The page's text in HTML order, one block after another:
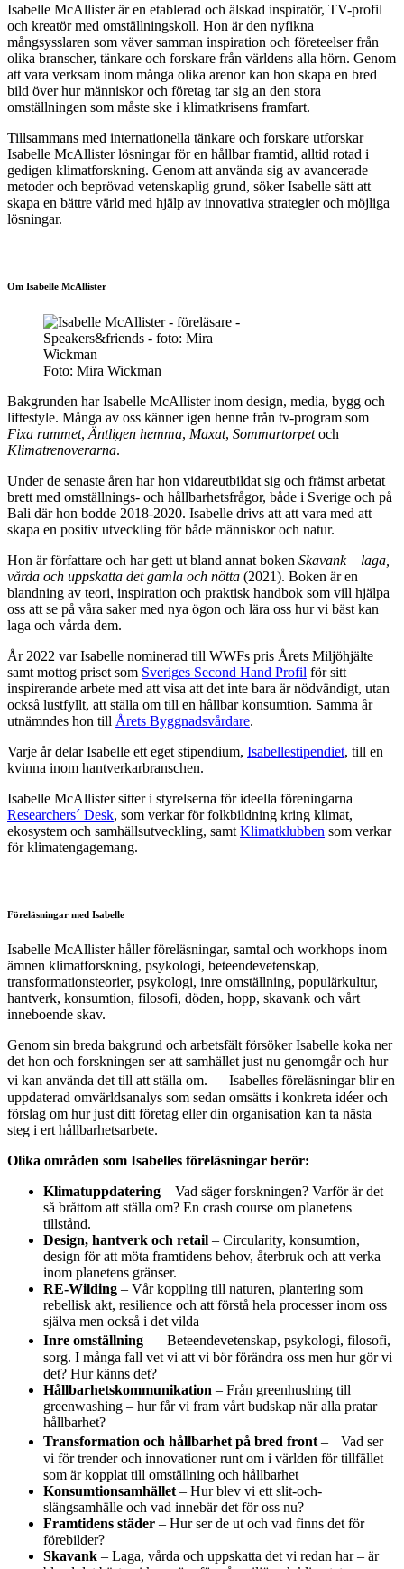
Isabelle McAllister är en etablerad och älskad inspiratör, TV-profil
och kreatör med omställningskoll. Hon är den nyfikna
mångsysslaren som väver samman inspiration och företeelser från
olika branscher, tänkare och forskare från världens alla hörn. Genom
att vara verksam inom många olika arenor kan hon skapa en bred
bild över hur människor och företag tar sig an den stora
omställningen som måste ske i klimatkrisens framfart.
Tillsammans med internationella tänkare och forskare utforskar
Isabelle McAllister lösningar för en hållbar framtid, alltid rotad i
gedigen klimatforskning. Genom att använda sig av avancerade
metoder och beprövad vetenskaplig grund, söker Isabelle sätt att
skapa en bättre värld med hjälp av innovativa strategier och möjliga
lösningar.
Om Isabelle McAllister
Foto: Mira Wickman
Bakgrunden har Isabelle McAllister inom design, media, bygg och
liftestyle. Många av oss känner igen henne från tv-program som
Fixa rummet, Äntligen hemma, Maxat, Sommartorpetoch
Klimatrenoverarna.
Under de senaste åren har hon vidareutbildat sig och främst arbetat
brett med omställnings- och hållbarhetsfrågor, både i Sverige och på
Bali där hon bodde 2018-2020. Isabelle drivs att att vara med att
skapa en positiv utveckling för både människor och natur.
Hon är författare och har gett ut bland annat boken Skavank – laga,
vårda och uppskatta det gamla och nötta (2021). Boken är en
blandning av teori, inspiration och praktisk handbok som vill hjälpa
oss att se på våra saker med nya ögon och lära oss hur vi bäst kan
laga och vårda dem.
År 2022 var Isabelle nominerad till WWFs pris Årets Miljöhjälte
samt mottog priset som Sveriges Second Hand Profil för sitt
inspirerande arbete med att visa att det inte bara är nödvändigt, utan
också lustfyllt, att ställa om till en hållbar konsumtion. Samma år
utnämndes hon till Årets Byggnadsvårdare.
Varje år delar Isabelle ett eget stipendium, Isabellestipendiet, till en
kvinna inom hantverkarbranschen.
Isabelle McAllister sitter i styrelserna för ideella föreningarna
Researchers´ Desk, som verkar för folkbildning kring klimat,
ekosystem och samhällsutveckling, samt Klimatklubben som verkar
för klimatengagemang.
Föreläsningar med Isabelle
Isabelle McAllister håller föreläsningar, samtal och workhops inom
ämnen klimatforskning, psykologi, beteendevetenskap,
transformationsteorier, psykologi, inre omställning, populärkultur,
hantverk, konsumtion, filosofi, döden, hopp, skavank och vårt
inneboende skav.
Genom sin breda bakgrund och arbetsfält försöker Isabelle koka ner
det hon och forskningen ser att samhället just nu genomgår och hur
vi kan använda det till att ställa om. Isabelles föreläsningar blir en
uppdaterad omvärldsanalys som sedan omsätts i konkreta idéer och
förslag om hur just ditt företag eller din organisation kan ta nästa
steg i ert hållbarhetsarbete.
Olika områden som Isabelles föreläsningar berör:
Klimatuppdatering – Vad säger forskningen? Varför är det
så bråttom att ställa om? En crash course om planetens
tillstånd.
Design, hantverk och retail – Circularity, konsumtion,
design för att möta framtidens behov, återbruk och att verka
inom planetens gränser.
RE-Wilding – Vår koppling till naturen, plantering som
rebellisk akt, resilience och att förstå hela processer inom oss
själva men också i det vilda
Inre omställning – Beteendevetenskap, psykologi, filosofi,
sorg. I många fall vet vi att vi bör förändra oss men hur gör vi
det? Hur känns det?
Hållbarhetskommunikation – Från greenhushing till
greenwashing – hur får vi fram vårt budskap när alla pratar
hållbarhet?
Transformation och hållbarhet på bred front– Vad ser
vi för trender och innovationer runt om i världen för tillfället
som är kopplat till omställning och hållbarhet
Konsumtionsamhället– Hur blev vi ett slit-och-
slängsamhälle och vad innebär det för oss nu?
Framtidens städer – Hur ser de ut och vad finns det för
förebilder?
Skavank – Laga, vårda och uppskatta det vi redan har – är